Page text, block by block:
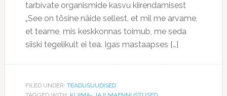
tarbivate organismide kasvu kiirendamisest
„See on tõsine näide sellest, et mil me arvame,
et teame, mis keskkonnas toimub, me seda
siiski tegelikult ei tea. Igas mastaapses […]
FILED UNDER: TEADUSUUDISED